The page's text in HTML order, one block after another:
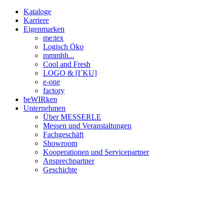
Kataloge
Karriere
Eigenmarken
me:tex
Logisch Öko
mmmhh...
Cool and Fresh
LOGO & [I´KU]
e-one
factory
beWIRken
Unternehmen
Über MESSERLE
Messen und Veranstaltungen
Fachgeschäft
Showroom
Kooperationen und Servicepartner
Ansprechpartner
Geschichte